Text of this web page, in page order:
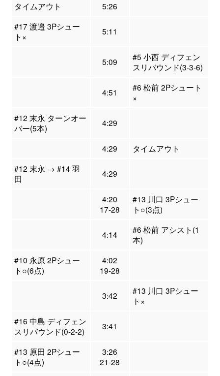
タイムアウト
5:26
#17 渡邉 3Pシュー
ト×
5:11
5:09
#5 小西 ディフェン
スリバウンド(3-3-6)
4:51
#6 松前 2Pシュート
×
#12 末永 ターンオー
バー(5本)
4:29
4:29
タイムアウト
#12 末永 → #14 羽
田
4:29
4:20
17-28
#13 川口 3Pシュー
ト○(3点)
4:14
#6 松前 アシスト(1
本)
#10 永原 2Pシュー
ト○(6点)
4:02
19-28
3:42
#13 川口 3Pシュー
ト×
#16 中島 ディフェン
スリバウンド(0-2-2)
3:41
#13 原田 2Pシュー
ト○(4点)
3:26
21-28